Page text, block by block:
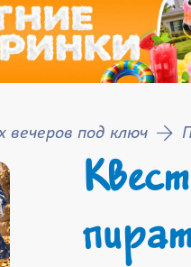
вечеров под ключ